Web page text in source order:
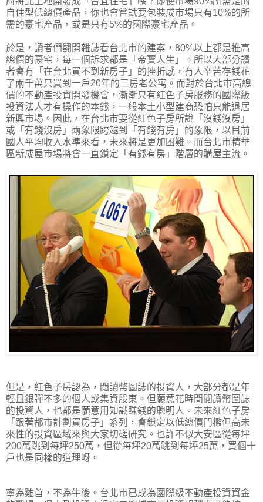
自住型低總價產品，你也會嘗試要包裝成市場只有10%的所
需的豪宅產品，或是只有5%的國際豪宅產品。
於是，讀者們翻開雜誌看台北市的建案，80%以上都是推高
總價的豪宅，每一個訴求都是「帝寶人生」。所以大部分讀
者會有「在台北買不到新房子」的挫折感，有人辛苦存錢花
了兩千萬只買到一戶20年的三房老公寓。而對於台北市高總
價的不動產投資開發機會，漸漸只有紅色子房服務的國際級
投資法人才有操作的本錢，一般本土小型建商恐怕只能退居
新興市場。因此，在台北市要從紅色子房所說「沒錢沒房」
或「有錢沒房」兩象限跨越到「有錢有房」的象限，以目前
國人平均收入水準來看，未來將是更加困難。而台北市精華
區新成屋市場將會一直鎖定「有錢有房」階層的購屋主流。
但是，紅色子房認為，閱讀幣圖誌的投資人，大部分都是年
輕且銀彈不多的個人或集資股東。但願意花時間閱讀幣圖誌
的投資人，也都是願意用知識賺錢的聰明人。未來紅色子房
「跟著都市計劃買房子」系列，會鎖定以低總價門檻但高未
來性的投資區域來與大家切磋研究。也許不似大安區從每坪
200萬跳到每坪250萬，但從每坪20萬跳到每坪25萬，買個十
戶也是同樣的道理呀。
寧為雞首，不為牛後。台北市已成為國際級不動產投資資金